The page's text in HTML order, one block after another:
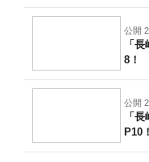
公開
「
8！
公開
「
P10